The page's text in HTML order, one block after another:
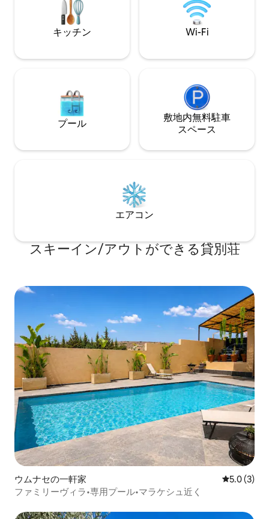
兼ね備えています✨
適です。
キッチン Wi-Fi
プール
敷地内無料駐⁠車
ス⁠ペ⁠ー⁠ス
エアコン
スキーイン/アウトができる貸別荘
ウムナセの一軒家 レビュー3
5.0 (3)
ファミリーヴィラ•専用プール•マラケシュ近く